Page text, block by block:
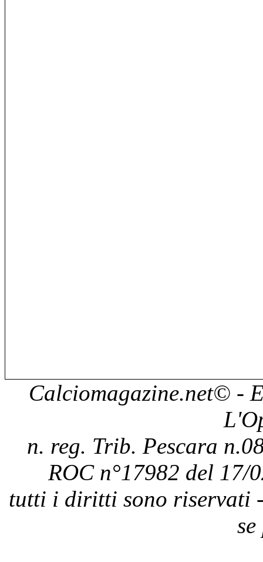
Calciomagazine.net© -
n. reg. Trib. Pescara
ROC n°17982 del 17/
tutti i diritti sono riservati